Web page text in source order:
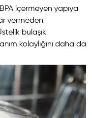
içermeyen yapıya
vermeden
bulaşık
kolaylığını daha da